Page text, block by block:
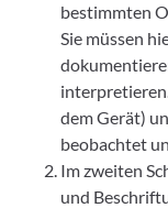
bestimmten
Sie müssen
dem Gerät)
beobachtet
Im zweiten
und